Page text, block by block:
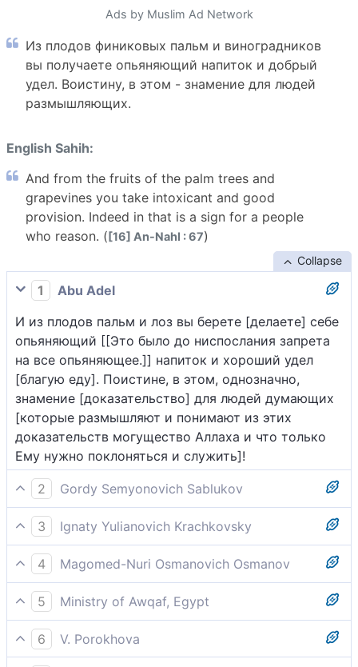
Ads by Muslim Ad Network
Из плодов финиковых пальм и виноградников
вы получаете опьяняющий напиток и добрый
удел. Воистину, в этом - знамение для людей
размышляющих.
English Sahih:
And from the fruits of the palm trees and
grapevines you take intoxicant and good
provision. Indeed in that is a sign for a people
who reason. ([16] An-Nahl : 67)
Collapse
1
Abu Adel
И из плодов пальм и лоз вы берете [делаете] себе
опьяняющий [[Это было до ниспослания запрета
на все опьяняющее.]] напиток и хороший удел
[благую еду]. Поистине, в этом, однозначно,
знамение [доказательство] для людей думающих
[которые размышляют и понимают из этих
доказательств могущество Аллаха и что только
Ему нужно поклоняться и служить]!
2
Gordy Semyonovich Sablukov
Из плодов пальм и виноградных лоз вы достаете
себе упоительную влагу и прекрасную пищу: в
этом знамение для людей рассудительных.
3
Ignaty Yulianovich Krachkovsky
И из плодов пальм и лоз вы берете себе напиток
пьянящий и хороший удел. Поистине, в этом -
знамение для людей разумных!
4
Magomed-Nuri Osmanovich Osmanov
От плодов пальм и виноградных лоз вы получаете
хмельной напиток и добрый удел. Воистину, во
всем этом - знамение Для тех, кто способен
размышлять.
5
Ministry of Awqaf, Egypt
Из плодов пальм и виноградных лоз, которые Мы
даровали вам, вы получаете хмельной напиток -
6
V. Porokhova